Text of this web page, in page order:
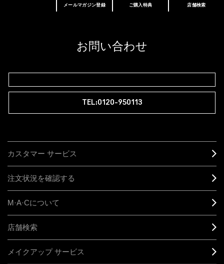
あなたはM･A･Cラバー ロイヤリティ プログ
登録後の初回購入時に10%OFF
メールマガジン登録 ご購入特典 店舗検索
お問い合わせ
TEL:0120-950113
カスタマー サービス
注文状況を確認する
M·A·Cについて
店舗検索
メイクアップ サービス